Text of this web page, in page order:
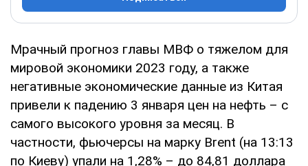
Мрачный прогноз главы МВФ о тяжелом для
мировой экономики 2023 году, а также
негативные экономические данные из Китая
привели к падению 3 января цен на нефть – с
самого высокого уровня за месяц. В
частности, фьючерсы на марку Brent (на 13:13
по Киеву) упали на 1,28% – до 84,81 доллара